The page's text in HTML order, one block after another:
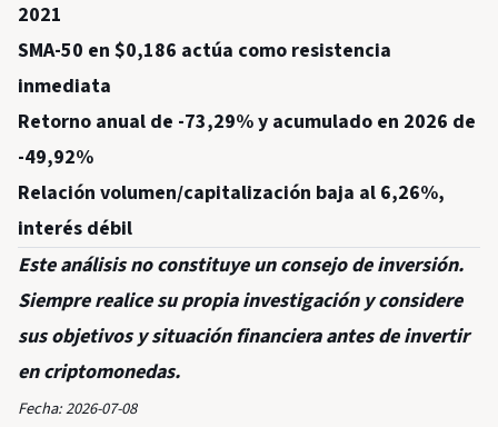
2021
SMA-50 en $0,186 actúa como resistencia
inmediata
Retorno anual de -73,29% y acumulado en 2026 de
-49,92%
Relación volumen/capitalización baja al 6,26%,
interés débil
Este análisis no constituye un consejo de inversión.
Siempre realice su propia investigación y considere
sus objetivos y situación financiera antes de invertir
en criptomonedas.
Fecha: 2026-07-08